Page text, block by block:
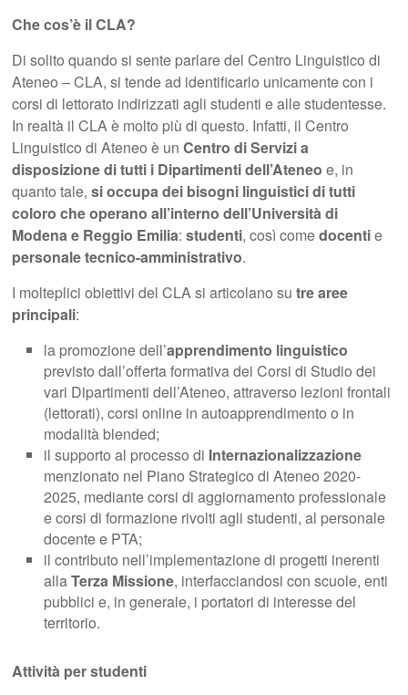
Che cos’è il CLA?
Di solito quando si sente parlare del Centro Linguistico di
Ateneo – CLA, si tende ad identificarlo unicamente con i
corsi di lettorato indirizzati agli studenti e alle studentesse.
In realtà il CLA è molto più di questo. Infatti, il Centro
Linguistico di Ateneo è unCentro di Servizi a
disposizione di tutti i Dipartimenti dell’Ateneo e, in
quanto tale,si occupa dei bisogni linguistici di tutti
coloro che operano all’interno dell’Università di
Modena e Reggio Emilia:studenti, così comedocentie
personale tecnico-amministrativo.
I molteplici obiettivi del CLA si articolano sutre aree
principali:
la promozione dell’apprendimento linguistico
previsto dall’offerta formativa dei Corsi di Studio dei
vari Dipartimenti dell’Ateneo, attraverso lezioni frontali
(lettorati), corsi online in autoapprendimento o in
modalità blended;
il supporto al processo di Internazionalizzazione
menzionato nel Piano Strategico di Ateneo 2020-
2025, mediante corsi di aggiornamento professionale
e corsi di formazione rivolti agli studenti, al personale
docente e PTA;
il contributo nell’implementazione di progetti inerenti
allaTerza Missione, interfacciandosi con scuole, enti
pubblici e, in generale, i portatori di interesse del
territorio.
Attività per studenti